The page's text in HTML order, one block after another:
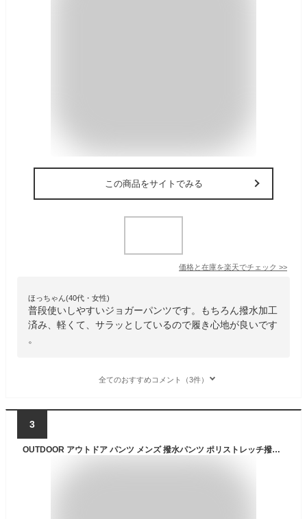
この商品をサイトでみる
価格と在庫を楽天でチェック >>
ほっちゃん(40代・女性)
普段使いしやすいジョガーパンツです。もちろん撥水加工
済み、軽くて、サラッとしているので履き心地が良いです
。
全てのおすすめコメント（3件）
3
OUTDOOR アウトドア パンツ メンズ 撥水パンツ ポリストレッチ撥水ジョガーパンツ ジップポケット付 総シャーリングのイージーパンツ 腰紐付き UVカット アウトドアワークパンツ OD470